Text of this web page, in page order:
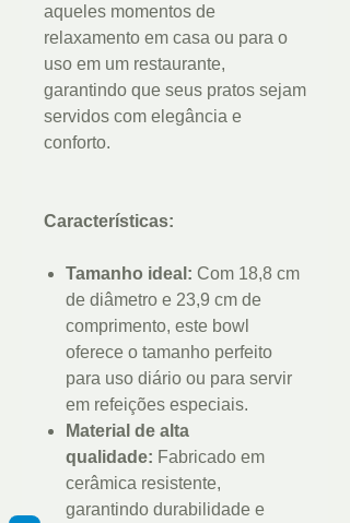
aqueles momentos de
relaxamento em casa ou para o
uso em um restaurante,
garantindo que seus pratos sejam
servidos com elegância e
conforto.
Características:
Tamanho ideal: Com 18,8 cm
de diâmetro e 23,9 cm de
comprimento, este bowl
oferece o tamanho perfeito
para uso diário ou para servir
em refeições especiais.
Material de alta
qualidade: Fabricado em
cerâmica resistente,
garantindo durabilidade e